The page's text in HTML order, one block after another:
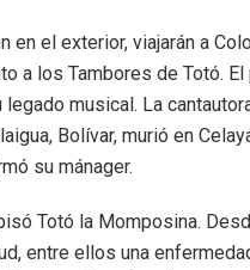
en el exterior, viajarán a
a los Tambores de Totó.
musical. La
Bolívar, murió en
su mánager.
Totó la Momposina.
entre ellos una